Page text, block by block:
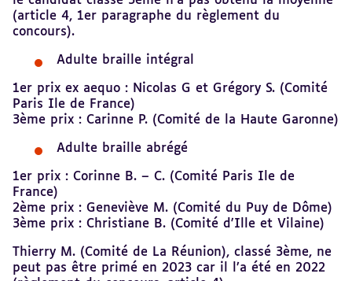
(article 4, 1er paragraphe du règlement du
concours).
Adulte braille intégral
1er prix ex aequo : Nicolas G et Grégory S. (Comité
Paris Ile de France)
3ème prix : Carinne P. (Comité de la Haute Garonne)
Adulte braille abrégé
1er prix : Corinne B. – C. (Comité Paris Ile de
France)
2ème prix : Geneviève M. (Comité du Puy de Dôme)
3ème prix : Christiane B. (Comité d'Ille et Vilaine)
Thierry M. (Comité de La Réunion), classé 3ème, ne
peut pas être primé en 2023 car il l’a été en 2022